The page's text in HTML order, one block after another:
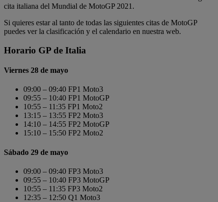
cita italiana del Mundial de MotoGP 2021.
Si quieres estar al tanto de todas las siguientes citas de MotoGP
puedes ver la clasificación y el calendario en nuestra web.
Horario GP de Italia
Viernes 28 de mayo
09:00 – 09:40 FP1 Moto3
09:55 – 10:40 FP1 MotoGP
10:55 – 11:35 FP1 Moto2
13:15 – 13:55 FP2 Moto3
14:10 – 14:55 FP2 MotoGP
15:10 – 15:50 FP2 Moto2
Sábado 29 de mayo
09:00 – 09:40 FP3 Moto3
09:55 – 10:40 FP3 MotoGP
10:55 – 11:35 FP3 Moto2
12:35 – 12:50 Q1 Moto3